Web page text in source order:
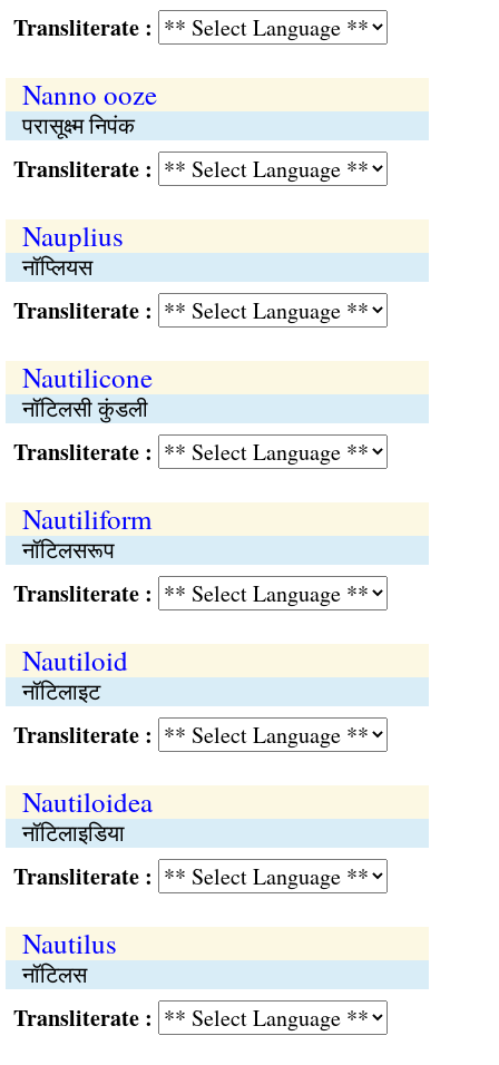
:
Nanno ooze
परासूक्ष्म निपंक
:
Nauplius
नॉप्लियस
:
Nautilicone
नॉटिलसी कुंडली
:
Nautiliform
नॉटिलसरूप
:
Nautiloid
नॉटिलाइट
:
Nautiloidea
नॉटिलाइडिया
:
Nautilus
नॉटिलस
: